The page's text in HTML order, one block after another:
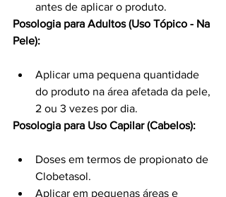
antes de aplicar o produto.
Posologia para Adultos (Uso Tópico - Na
Pele):
Aplicar uma pequena quantidade
do produto na área afetada da pele,
2 ou 3 vezes por dia.
Posologia para Uso Capilar (Cabelos):
Doses em termos de propionato de
Clobetasol.
Aplicar em pequenas áreas e